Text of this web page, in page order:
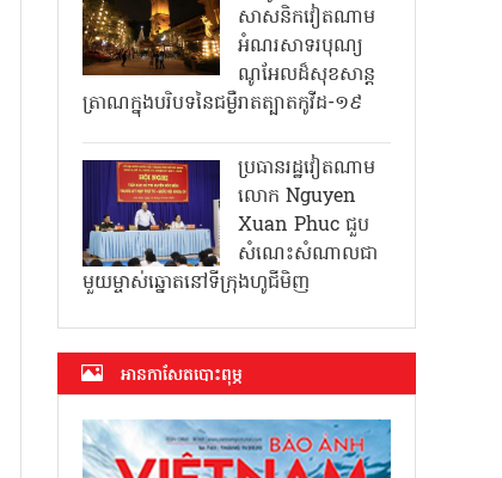
សាសនិកវៀតណាម
អំណរសាទរបុណ្យ
ណូអែលដ៏សុខសាន្ត
ត្រាណក្នុងបរិបទនៃជម្ងឺរាតត្បាតកូវីដ-១៩
ប្រធានរដ្ឋវៀតណាម
លោក Nguyen
Xuan Phuc ជួប
សំណេះសំណាលជា
មួយម្ចាស់ឆ្នោតនៅទីក្រុងហូជីមិញ
អាន​កាសែត​បោះពុម្ភ